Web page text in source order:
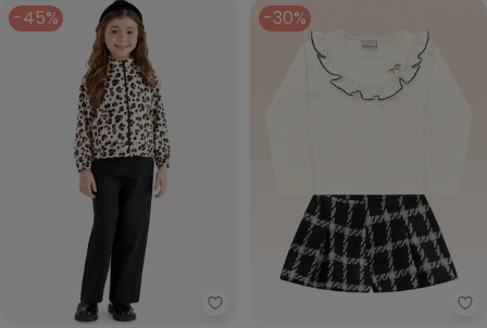
-45%
Rovi Kids - Conjunto Jaqueta
-30%